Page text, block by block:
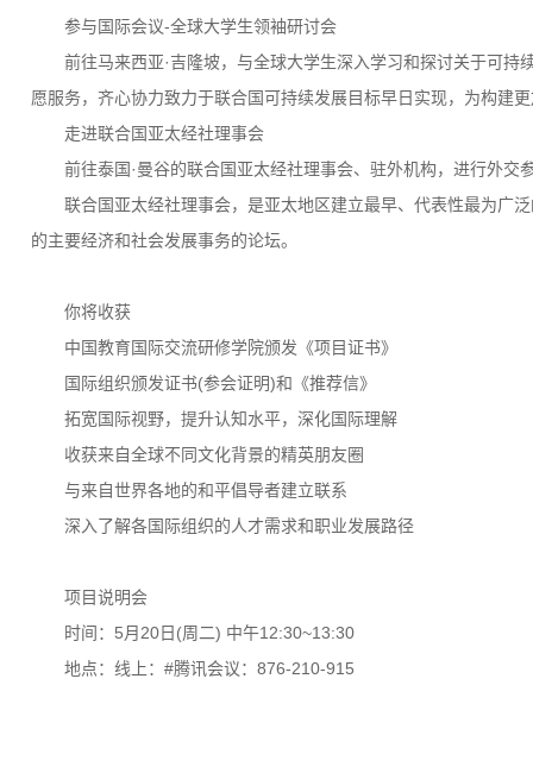
参与国际会议-全球大学生领袖研讨会
前往马来西亚·吉隆坡，与全球大学生深入学习和探讨关于可
愿服务，齐心协力致力于联合国可持续发展目标早日实现，为构建
走进联合国亚太经社理事会
前往泰国·曼谷的联合国亚太经社理事会、驻外机构，进行外交
联合国亚太经社理事会，是亚太地区建立最早、代表性最为广
的主要经济和社会发展事务的论坛。
你将收获
中国教育国际交流研修学院颁发《项目证书》
国际组织颁发证书(参会证明)和《推荐信》
拓宽国际视野，提升认知水平，深化国际理解
收获来自全球不同文化背景的精英朋友圈
与来自世界各地的和平倡导者建立联系
深入了解各国际组织的人才需求和职业发展路径
项目说明会
时间：5月20日(周二) 中午12:30~13:30
地点：线上：#腾讯会议：876-210-915